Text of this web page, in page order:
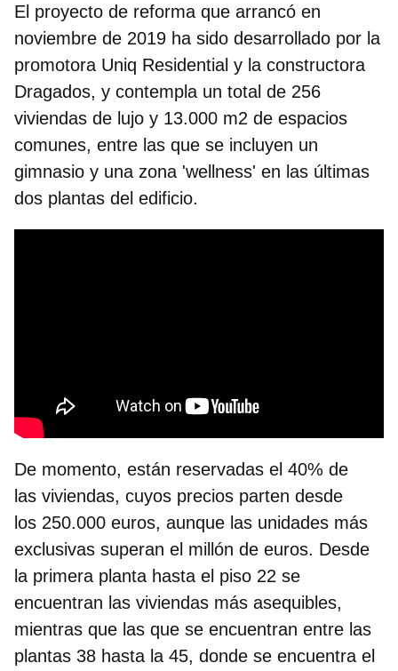
El proyecto de reforma que arrancó en
noviembre de 2019 ha sido desarrollado por la
promotora Uniq Residential y la constructora
Dragados, y contempla un total de 256
viviendas de lujo y 13.000 m2 de espacios
comunes, entre las que se incluyen un
gimnasio y una zona 'wellness' en las últimas
dos plantas del edificio.
De momento, están reservadas el 40% de
las viviendas, cuyos precios parten desde
los 250.000 euros, aunque las unidades más
exclusivas superan el millón de euros. Desde
la primera planta hasta el piso 22 se
encuentran las viviendas más asequibles,
mientras que las que se encuentran entre las
plantas 38 hasta la 45, donde se encuentra el